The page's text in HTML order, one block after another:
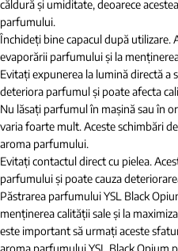
căldură și umiditate, deoarece
parfumului.
Închideți bine capacul după utilizare.
evaporării parfumului și la
Evitați expunerea la lumină directă a
deteriora parfumul și poate afecta
Nu lăsați parfumul în mașină sau în
varia foarte mult. Aceste schimbări
aroma parfumului.
Evitați contactul direct cu pielea.
parfumului și poate cauza
Păstrarea parfumului YSL Black
menținerea calității sale și la
este important să urmați aceste
aroma parfumului YSL Black Opium